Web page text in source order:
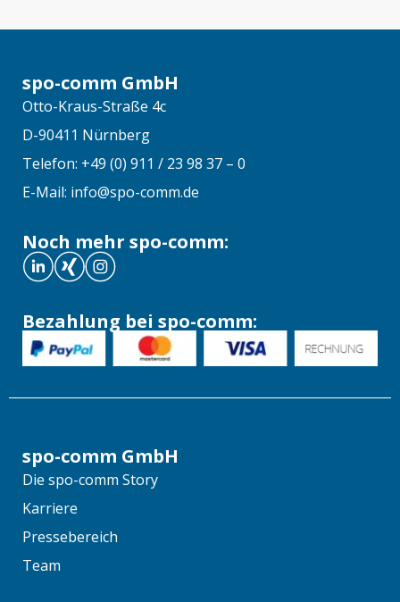
spo-comm GmbH
Otto-Kraus-Straße 4c
D-90411 Nürnberg
Telefon: +49 (0) 911 / 23 98 37 – 0
E-Mail: info@spo-comm.de
Noch mehr spo-comm:
Bezahlung bei spo-comm:
spo-comm GmbH
Die spo-comm Story
Karriere
Pressebereich
Team